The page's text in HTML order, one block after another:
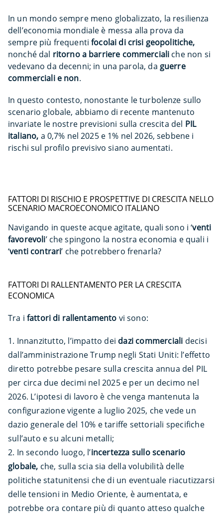
In un mondo sempre meno globalizzato, la resilienza
dell’economia mondiale è messa alla prova da
sempre più frequenti focolai di crisi geopolitiche,
nonché dal ritorno a barriere commerciali che non si
vedevano da decenni; in una parola, da guerre
commerciali e non.
In questo contesto, nonostante le turbolenze sullo
scenario globale, abbiamo di recente mantenuto
invariate le nostre previsioni sulla crescita del PIL
italiano, a 0,7% nel 2025 e 1% nel 2026, sebbene i
rischi sul profilo previsivo siano aumentati.
FATTORI DI RISCHIO E PROSPETTIVE DI CRESCITA NELLO
SCENARIO MACROECONOMICO ITALIANO
Navigando in queste acque agitate, quali sono i ‘venti
favorevoli’ che spingono la nostra economia e quali i
‘venti contrari’ che potrebbero frenarla?
FATTORI DI RALLENTAMENTO PER LA CRESCITA
ECONOMICA
Tra i fattori di rallentamento vi sono:
Innanzitutto, l’impatto dei dazi commerciali decisi
dall’amministrazione Trump negli Stati Uniti: l’effetto
diretto potrebbe pesare sulla crescita annua del PIL
per circa due decimi nel 2025 e per un decimo nel
2026. L’ipotesi di lavoro è che venga mantenuta la
configurazione vigente a luglio 2025, che vede un
dazio generale del 10% e tariffe settoriali specifiche
sull’auto e su alcuni metalli;
In secondo luogo, l’incertezza sullo scenario
globale, che, sulla scia sia della volubilità delle
politiche statunitensi che di un eventuale riacutizzarsi
delle tensioni in Medio Oriente, è aumentata, e
potrebbe ora contare più di quanto atteso qualche